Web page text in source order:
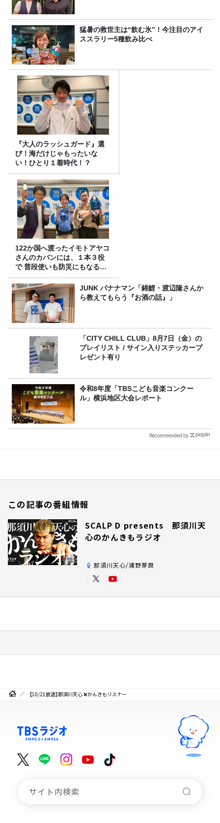
猛暑の救世主は“飲む氷”！今注目のアイ
ススラリー5種飲み比べ
『大人のラッシュガード』選
び！海だけじゃもったいな
い！ひとり１着時代！？
122か国へ渡ったイモトアヤコ
さんのカバンには、１本３役
で 普段使いも防災にもなる最
強の棒が入っていた！
JUNK バナナマン「錦鯉・渡辺隆さんか
ら教えてもらう『お酒の話』」
「CITY CHILL CLUB」8月7日（金）の
プレイリスト / サイン入りステッカープ
レゼント有り
令和8年度「TBSこども音楽コンクー
ル」横浜地区大会レポート
Recommended by
この記事の番組情報
SCALP D presents 那須川天
心のかんきもラジオ
那須川天心/浦野芽良
【10/21放送】那須川天心 ❌かんきもリスナー